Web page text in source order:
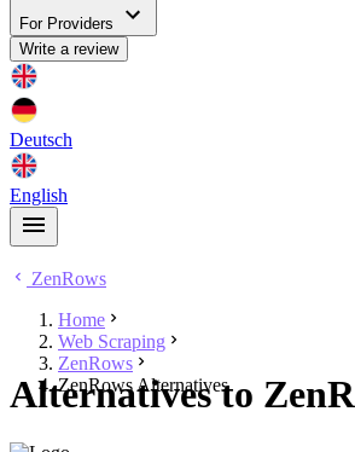
For Providers
Write a review
Deutsch
English
ZenRows
Home
Web Scraping
ZenRows
ZenRows Alternatives
Alternatives to